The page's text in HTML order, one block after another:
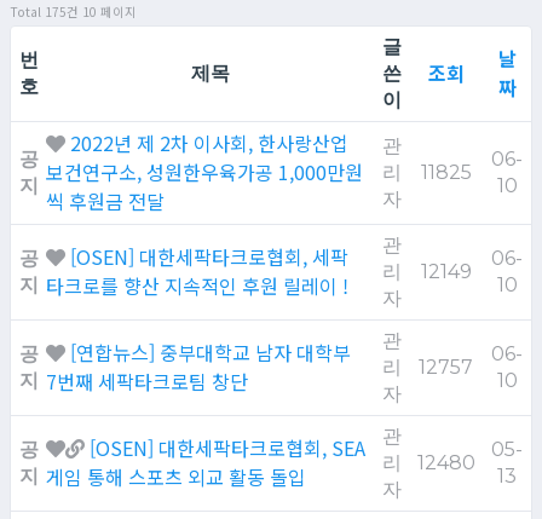
Total 175건 10 페이지
번
호
제목
글
쓴
이
조회
날
짜
공
지
2022년 제 2차 이사회, 한사랑산업
보건연구소, 성원한우육가공 1,000만원
씩 후원금 전달
관
리
자
11825
06-
10
공
지
[OSEN] 대한세팍타크로협회, 세팍
타크로를 향산 지속적인 후원 릴레이 !
관
리
자
12149
06-
10
공
지
[연합뉴스] 중부대학교 남자 대학부
7번째 세팍타크로팀 창단
관
리
자
12757
06-
10
공
지
[OSEN] 대한세팍타크로협회, SEA
게임 통해 스포츠 외교 활동 돌입
관
리
자
12480
05-
13